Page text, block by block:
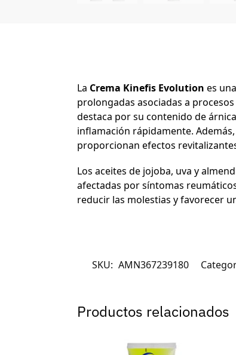
La Crema Kinefis Evolution es
prolongadas asociadas a
destaca por su contenido de
inflamación rápidamente.
proporcionan efectos
Los aceites de jojoba, uva y
afectadas por síntomas
reducir las molestias y favorecer
SKU: AMN367239180
Productos relacionados